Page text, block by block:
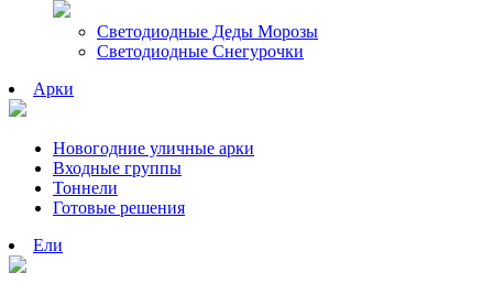
Светодиодные Деды Морозы
Светодиодные Снегурочки
Арки
Новогодние уличные арки
Входные группы
Тоннели
Готовые решения
Ели